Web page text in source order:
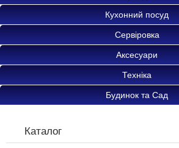
Кухонний посуд
Сервіровка
Аксесуари
Техніка
Будинок та Сад
Каталог